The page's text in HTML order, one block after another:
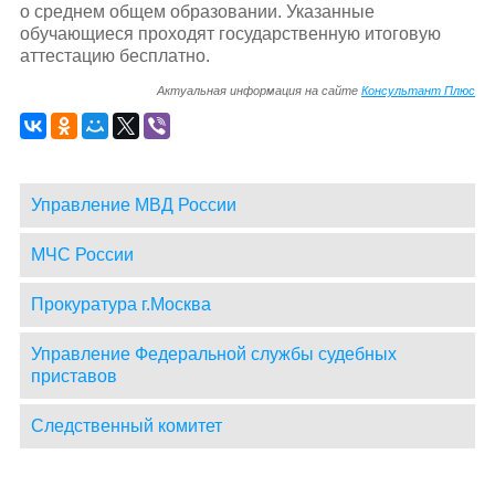
о среднем общем образовании. Указанные
обучающиеся проходят государственную итоговую
аттестацию бесплатно.
Актуальная информация на сайтеКонсультант Плюс
Управление МВД России
МЧС России
Прокуратура г.Москва
Управление Федеральной службы судебных
приставов
Следственный комитет